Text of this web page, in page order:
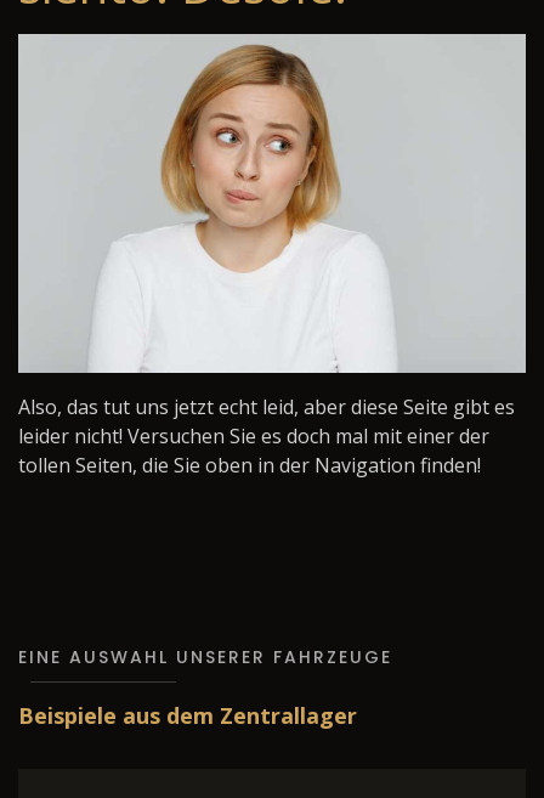
Also, das tut uns jetzt echt leid, aber diese Seite gibt es
leider nicht! Versuchen Sie es doch mal mit einer der
tollen Seiten, die Sie oben in der Navigation finden!
EINE AUSWAHL UNSERER FAHRZEUGE
Beispiele aus dem Zentrallager